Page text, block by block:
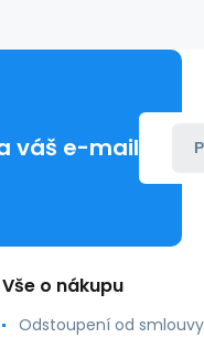
váš e-mail
Vše o nákupu
Odstoupení od smlouvy